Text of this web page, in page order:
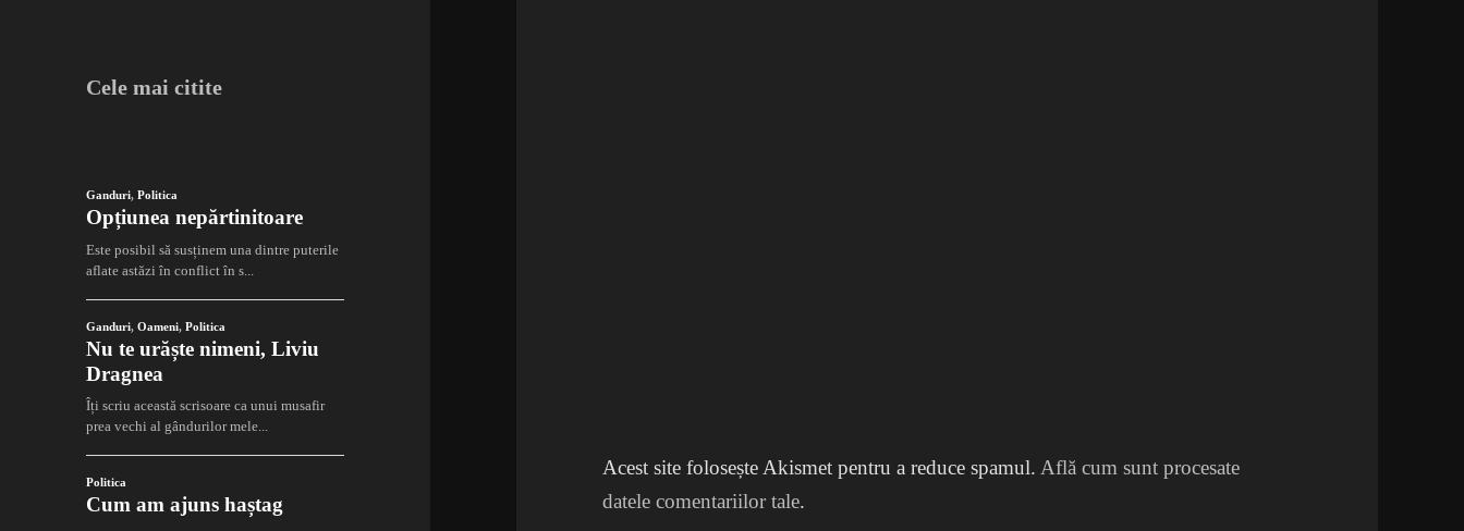
Cele mai citite
Acest site folosește Akismet pentru a reduce spamul.Află cum sunt procesate
datele comentariilor tale.